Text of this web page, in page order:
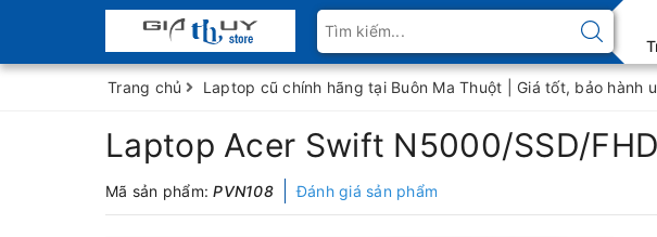
Trang chủ Laptop cũ chính hãng tại Buôn Ma Thuột | Giá tốt, bảo hành
Laptop Acer Swift N5000/SSD/
Mã sản phẩm:PVN108 Đánh giá sản phẩm